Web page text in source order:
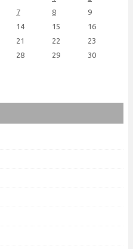
7 8
9
14 15
16
21 22
23
28 29
30